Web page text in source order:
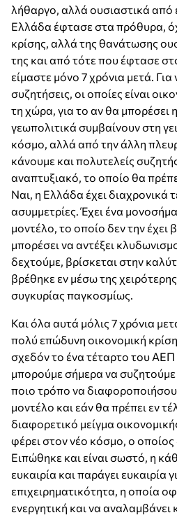
λήθαργο, αλλά ουσιαστικά από
Ελλάδα έφτασε στα πρόθυρα,
κρίσης, αλλά της θανάτωσης
της και από τότε που έφτασε
είμαστε μόνο 7 χρόνια μετά.
συζητήσεις, οι οποίες είναι
τη χώρα, για το αν θα μπορέσει
γεωπολιτικά συμβαίνουν στη
κόσμο, αλλά από την άλλη
κάνουμε και πολυτελείς
αναπτυξιακό, το οποίο θα
Ναι, η Ελλάδα έχει διαχρονικά
ασυμμετρίες. Έχει ένα
μοντέλο, το οποίο δεν την έχει
μπορέσει να αντέξει
δεχτούμε, βρίσκεται στην
βρέθηκε εν μέσω της
συγκυρίας παγκοσμίως.
Και όλα αυτά μόλις 7 χρόνια
πολύ επώδυνη οικονομική
σχεδόν το ένα τέταρτο του ΑΕΠ
μπορούμε σήμερα να συζητούμε
ποιο τρόπο να
μοντέλο και εάν θα πρέπει εν
διαφορετικό μείγμα
φέρει στον νέο κόσμο, ο
Ειπώθηκε και είναι σωστό, η
ευκαιρία και παράγει ευκαιρία
επιχειρηματικότητα, η οποία
ενεργητική και να αναλαμβάνει